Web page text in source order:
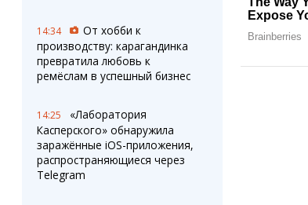
14:34
От хобби к
производству: карагандинка
превратила любовь к
ремёслам в успешный бизнес
14:25
«Лаборатория
Касперского» обнаружила
заражённые iOS-приложения,
распространяющиеся через
Telegram